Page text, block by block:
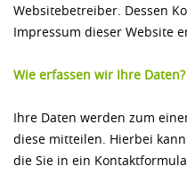
Websitebetreiber. Dessen
Impressum dieser Website
Wie erfassen wir Ihre Daten?
Ihre Daten werden zum
diese mitteilen. Hierbei
die Sie in ein